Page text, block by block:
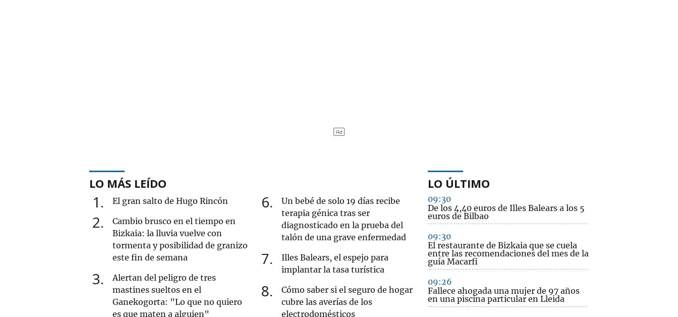
LO MÁS LEÍDO
1 El gran salto de Hugo Rincón
2
Cambio brusco en el tiempo en
Bizkaia: la lluvia vuelve con
tormenta y posibilidad de granizo
este fin de semana
3
Alertan del peligro de tres
mastines sueltos en el
Ganekogorta: "Lo que no quiero
es que maten a alguien"
6
Un bebé de solo 19 días recibe
terapia génica tras ser
diagnosticado en la prueba del
talón de una grave enfermedad
7
Illes Balears, el espejo para
implantar la tasa turística
8
Cómo saber si el seguro de hogar
cubre las averías de los
electrodomésticos
LO ÚLTIMO
09:30
De los 4,40 euros de Illes Balears a los 5
euros de Bilbao
09:30
El restaurante de Bizkaia que se cuela
entre las recomendaciones del mes de la
guía Macarfi
09:26
Fallece ahogada una mujer de 97 años
en una piscina particular en Lleida